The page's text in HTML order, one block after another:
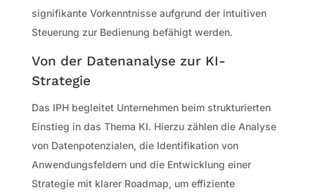
signifikante Vorkenntnisse aufgrund der intuitiven
Steuerung zur Bedienung befähigt werden.
Von der Datenanalyse zur KI-
Strategie
Das IPH begleitet Unternehmen beim strukturierten
Einstieg in das Thema KI. Hierzu zählen die Analyse
von Datenpotenzialen, die Identifikation von
Anwendungsfeldern und die Entwicklung einer
Strategie mit klarer Roadmap, um effiziente